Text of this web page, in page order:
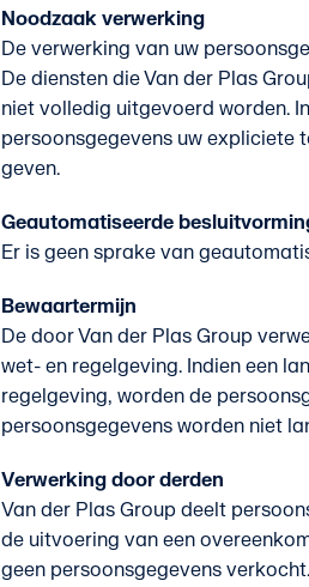
Noodzaak verwerking
De verwerking van uw
De diensten die Van der Plas
niet volledig uitgevoerd worden.
persoonsgegevens uw expliciete
geven.
Geautomatiseerde
Er is geen sprake van
Bewaartermijn
De door Van der Plas Group
wet- en regelgeving. Indien een
regelgeving, worden de
persoonsgegevens worden niet
Verwerking door derden
Van der Plas Group deelt
de uitvoering van een
geen persoonsgegevens